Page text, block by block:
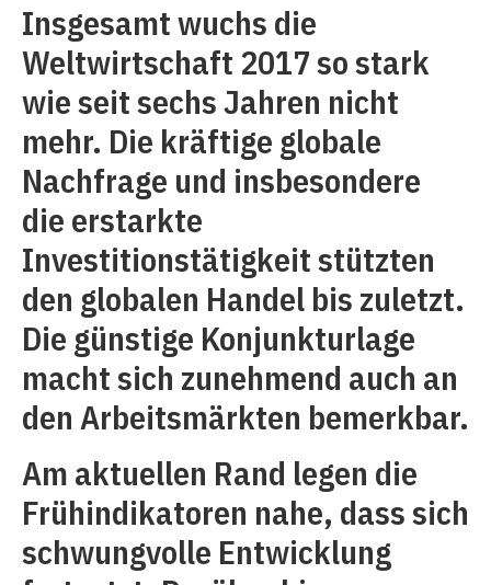
Insgesamt wuchs die
Weltwirtschaft 2017 so stark
wie seit sechs Jahren nicht
mehr. Die kräftige globale
Nachfrage und insbesondere
die erstarkte
Investitionstätigkeit stützten
den globalen Handel bis zuletzt.
Die günstige Konjunkturlage
macht sich zunehmend auch an
den Arbeitsmärkten bemerkbar.
Am aktuellen Rand legen die
Frühindikatoren nahe, dass sich
schwungvolle Entwicklung